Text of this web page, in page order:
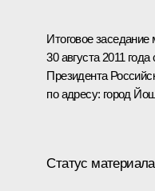
Итоговое
30 августа 2011
Президента
по адресу: город
Статус материала